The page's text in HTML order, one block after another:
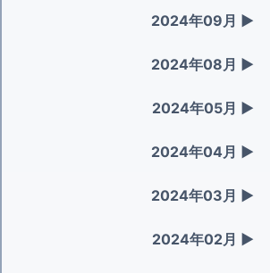
2024年09月 ▶
2024年08月 ▶
2024年05月 ▶
2024年04月 ▶
2024年03月 ▶
2024年02月 ▶